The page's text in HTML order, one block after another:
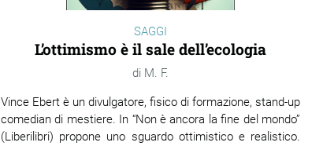
SAGGI
L’ottimismo è il sale dell’ecologia
M. F.
Vince Ebert è un divulgatore, fisico di formazione, stand-up
comedian di mestiere. In “Non è ancora la fine del mondo”
(Liberilibri) propone uno sguardo ottimistico e realistico.